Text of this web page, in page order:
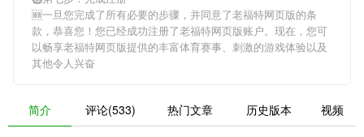
🆕一旦您完成了所有必要的步骤，并同意了老福特网页版的条
款，恭喜您！您已经成功注册了老福特网页版账户。现在，您可
以畅享老福特网页版提供的丰富体育赛事、刺激的游戏体验以及
其他令人兴奋
简介 评论(533) 热门文章 历史版本 视频